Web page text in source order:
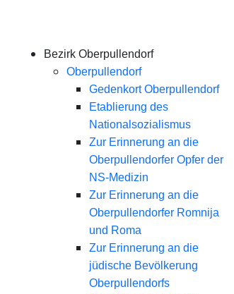
Bezirk Oberpullendorf
Oberpullendorf
Gedenkort Oberpullendorf
Etablierung des
Nationalsozialismus
Zur Erinnerung an die
Oberpullendorfer Opfer der
NS-Medizin
Zur Erinnerung an die
Oberpullendorfer Romnija
und Roma
Zur Erinnerung an die
jüdische Bevölkerung
Oberpullendorfs